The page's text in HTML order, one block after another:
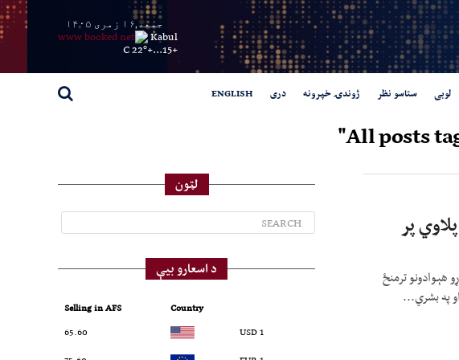
جمعه,۱۶ زمری ۱۴۰۵
Kabul
+
15...
+
22° C
لوبی ستاسو نظر ژوندۍ خپرونه دری ENGLISH
All posts
پر
ترمنځ
په بشري...
لټون
د اسعارو بیې
Country
Selling in AFS
1 USD
65.60